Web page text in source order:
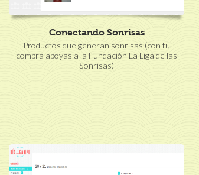
Conectando Sonrisas
Productos que generan sonrisas (con tu
compra apoyas a la Fundación La Liga de las
Sonrisas)